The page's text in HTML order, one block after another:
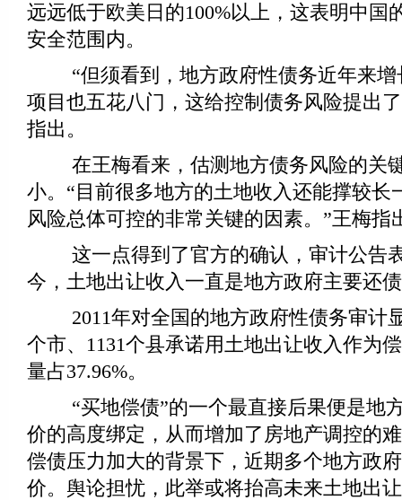
远远低于欧美日的100%以上，这表明中国
安全范围内。
“但须看到，地方政府性债务近年来增
项目也五花八门，这给控制债务风险提出
指出。
在王梅看来，估测地方债务风险的关
小。“目前很多地方的土地收入还能撑较长
风险总体可控的非常关键的因素。”王梅指
这一点得到了官方的确认，审计公告表
今，土地出让收入一直是地方政府主要还
2011年对全国的地方政府性债务审计
个市、1131个县承诺用土地出让收入作为
量占37.96%。
“买地偿债”的一个最直接后果便是地
价的高度绑定，从而增加了房地产调控的
偿债压力加大的背景下，近期多个地方政
价。舆论担忧，此举或将抬高未来土地出